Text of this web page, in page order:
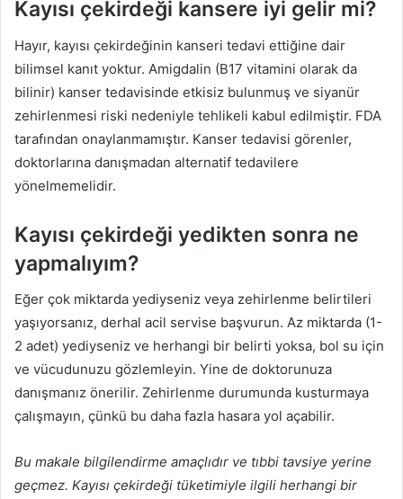
Kayısı çekirdeği kansere iyi gelir mi?
Hayır, kayısı çekirdeğinin kanseri tedavi ettiğine dair
bilimsel kanıt yoktur. Amigdalin (B17 vitamini olarak da
bilinir) kanser tedavisinde etkisiz bulunmuş ve siyanür
zehirlenmesi riski nedeniyle tehlikeli kabul edilmiştir. FDA
tarafından onaylanmamıştır. Kanser tedavisi görenler,
doktorlarına danışmadan alternatif tedavilere
yönelmemelidir.
Kayısı çekirdeği yedikten sonra ne
yapmalıyım?
Eğer çok miktarda yediyseniz veya zehirlenme belirtileri
yaşıyorsanız, derhal acil servise başvurun. Az miktarda (1-
2 adet) yediyseniz ve herhangi bir belirti yoksa, bol su için
ve vücudunuzu gözlemleyin. Yine de doktorunuza
danışmanız önerilir. Zehirlenme durumunda kusturmaya
çalışmayın, çünkü bu daha fazla hasara yol açabilir.
Bu makale bilgilendirme amaçlıdır ve tıbbi tavsiye yerine
geçmez. Kayısı çekirdeği tüketimiyle ilgili herhangi bir